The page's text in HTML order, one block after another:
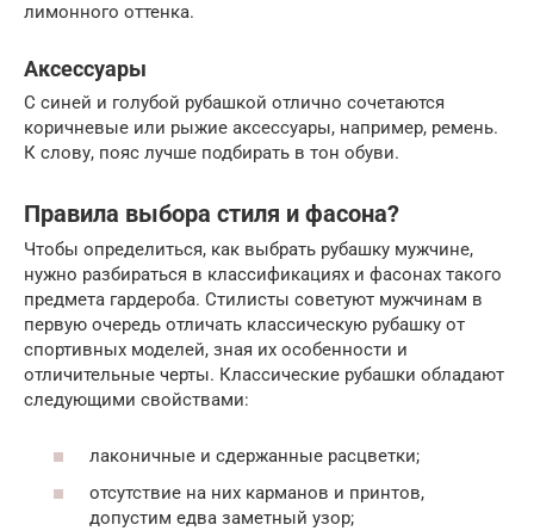
лимонного оттенка.
Аксессуары
С синей и голубой рубашкой отлично сочетаются
коричневые или рыжие аксессуары, например, ремень.
К слову, пояс лучше подбирать в тон обуви.
Правила выбора стиля и фасона?
Чтобы определиться, как выбрать рубашку мужчине,
нужно разбираться в классификациях и фасонах такого
предмета гардероба. Стилисты советуют мужчинам в
первую очередь отличать классическую рубашку от
спортивных моделей, зная их особенности и
отличительные черты. Классические рубашки обладают
следующими свойствами:
лаконичные и сдержанные расцветки;
отсутствие на них карманов и принтов,
допустим едва заметный узор;